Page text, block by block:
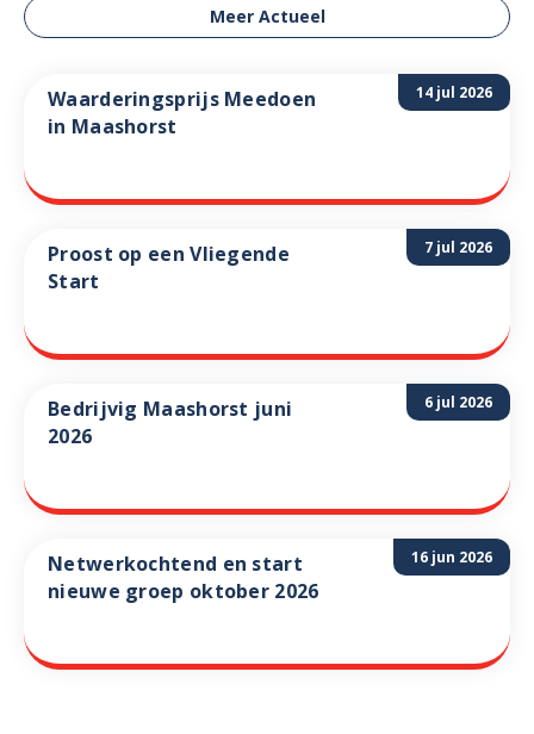
Meer Actueel
14 jul 2026
Waarderingsprijs Meedoen
in Maashorst
7 jul 2026
Proost op een Vliegende
Start
6 jul 2026
Bedrijvig Maashorst juni
2026
16 jun 2026
Netwerkochtend en start
nieuwe groep oktober 2026